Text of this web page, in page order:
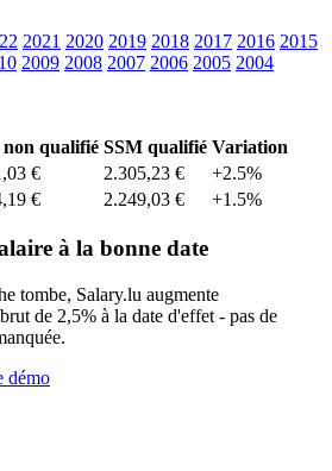
2021 2020 2019 2018 2017 2016 2015
2009 2008 2007 2006 2005 2004
non qualifié SSM qualifié Variation
€ 2.305,23 €
+2.5%
€ 2.249,03 € +1.5%
à la bonne date
tombe, Salary.lu augmente
de 2,5% à la date d'effet - pas de
démo